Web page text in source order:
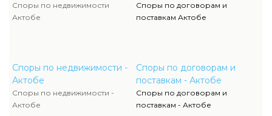
Споры по недвижимости
Актобе
Споры по недвижимости -
Актобе
Споры по недвижимости -
Актобе
Споры по договорам и
поставкам Актобе
Споры по договорам и
поставкам - Актобе
Споры по договорам и
поставкам - Актобе